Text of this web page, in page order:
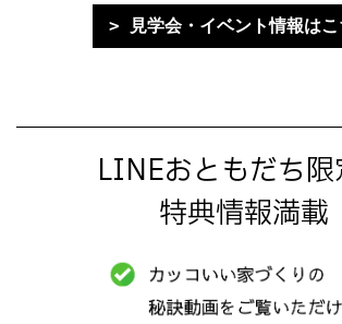
見学会・イベント情報はこ
LINEおともだち限
特典情報満載